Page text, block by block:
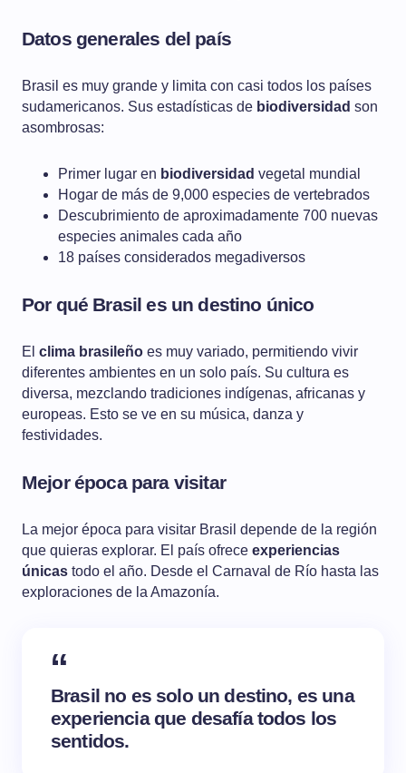
Datos generales del país
Brasil es muy grande y limita con casi todos los países
sudamericanos. Sus estadísticas de biodiversidad son
asombrosas:
Primer lugar en biodiversidad vegetal mundial
Hogar de más de 9,000 especies de vertebrados
Descubrimiento de aproximadamente 700 nuevas
especies animales cada año
18 países considerados megadiversos
Por qué Brasil es un destino único
El clima brasileño es muy variado, permitiendo vivir
diferentes ambientes en un solo país. Su cultura es
diversa, mezclando tradiciones indígenas, africanas y
europeas. Esto se ve en su música, danza y
festividades.
Mejor época para visitar
La mejor época para visitar Brasil depende de la región
que quieras explorar. El país ofrece experiencias
únicas todo el año. Desde el Carnaval de Río hasta las
exploraciones de la Amazonía.
Brasil no es solo un destino, es una
experiencia que desafía todos los
sentidos.